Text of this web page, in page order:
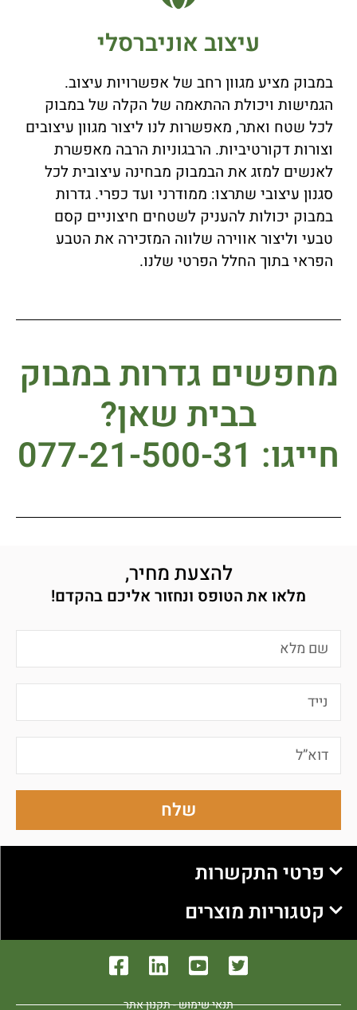
עיצוב אוניברסלי
במבוק מציע מגוון רחב של אפשרויות עיצוב.
הגמישות ויכולת ההתאמה של הקלה של במבוק
לכל שטח ואתר, מאפשרות לנו ליצור מגוון עיצובים
וצורות דקורטיביות. הרבגוניות הרבה מאפשרת
לאנשים למזג את הבמבוק מבחינה עיצובית לכל
סגנון עיצובי שתרצו: ממודרני ועד כפרי. גדרות
במבוק יכולות להעניק לשטחים חיצוניים קסם
טבעי וליצור אווירה שלווה המזכירה את הטבע
הפראי בתוך החלל הפרטי שלנו.
מחפשים גדרות במבוק
בבית שאן?
חייגו: 077-21-500-31
להצעת מחיר,
מלאו את הטופס ונחזור אליכם בהקדם!
שלח
פרטי התקשרות
קטגוריות מוצרים
תנאי שימוש - תקנון אתר